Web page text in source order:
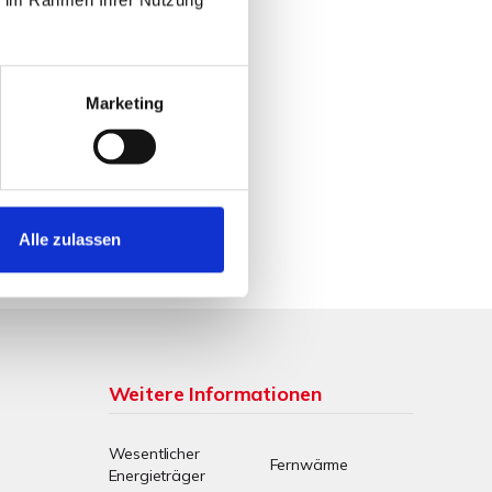
Marketing
Alle zulassen
Weitere Informationen
Wesentlicher
Energieträger
Fernwärme